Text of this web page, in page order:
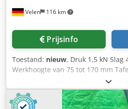
Velen 116 km
Prijsinfo
Toestand: nieuw, Druk 1,5 kN Slag
Werkhoogte van 75 tot 170 mm
mm Machinegewicht ca. 11 kg
175 x 290 mm Dksdpjfv Av Dsfx Ai
tandheugel HZ 150 De kracht